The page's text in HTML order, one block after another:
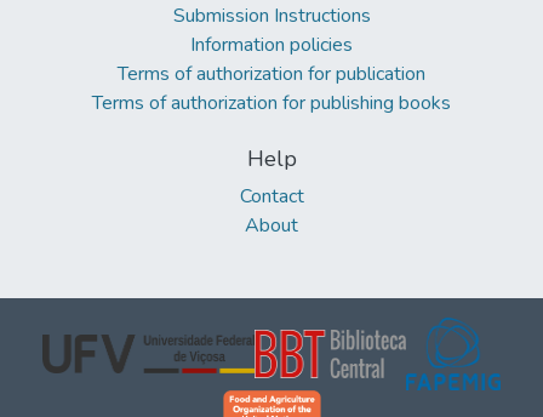
Submission Instructions
Information policies
Terms of authorization for publication
Terms of authorization for publishing books
Help
Contact
About